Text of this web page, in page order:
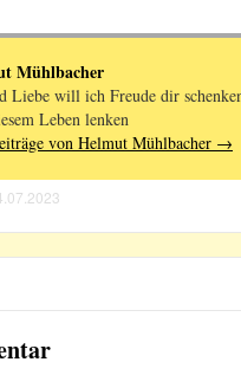
Mühlbacher
Liebe will ich Freude dir
Leben lenken
von Helmut Mühlbacher →